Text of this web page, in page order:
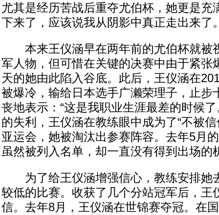
尤其是经历苦战后重夺尤伯杯，她更是充
下来了，应该说我从阴影中真正走出来了
本来王仪涵早在两年前的尤伯杯就被
军人物，但可惜在关键的决赛中由于紧张
天的她由此陷入谷底。此后，王仪涵在
被爆冷，输给日本选手广濑荣理子，止步
丧地表示：“这是我职业生涯最差的时候
的失利，王仪涵在教练眼中成为了“不被
亚运会，她被淘汰出参赛阵容。去年5月
虽然被列入名单，却一直没有得到出场的
为了给王仪涵增强信心，教练安排她
较低的比赛。收获了几个分站冠军后，王
信。去年8月，王仪涵在世锦赛夺冠。在